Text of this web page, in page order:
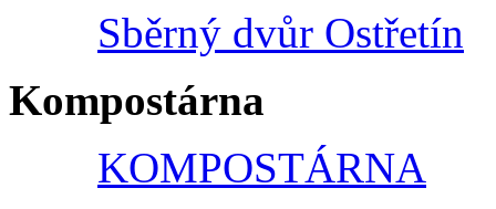
Sběrný dvůr Ostřetín
Kompostárna
KOMPOSTÁRNA